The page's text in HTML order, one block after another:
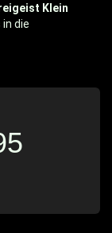
Klein
die